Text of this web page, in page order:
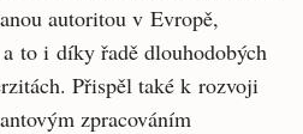
autoritou v Evropě,
to i díky řadě dlouhodobých
Přispěl také k rozvoji
zpracováním